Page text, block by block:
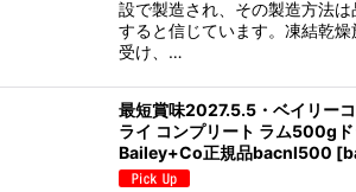
設で製造され、その製造方法
すると信じています。凍結乾
受け、…
最短賞味2027.5.5・ベイリー
ライ コンプリート ラム500g
Bailey+Co正規品bacnl500 [